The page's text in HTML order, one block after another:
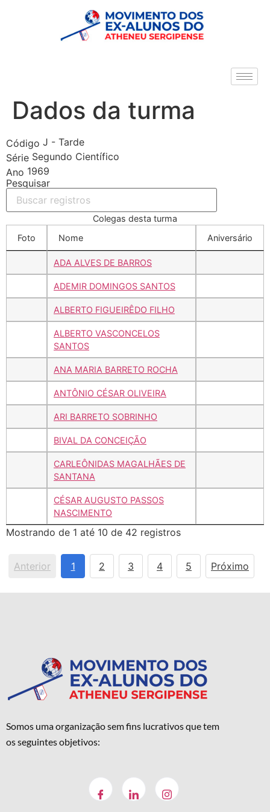
Dados da turma
Código J - Tarde
Série Segundo Científico
Ano 1969
Pesquisar
Colegas desta turma
Foto
Nome Aniversário
ADA ALVES DE BARROS
ADEMIR DOMINGOS SANTOS
ALBERTO FIGUEIRÊDO FILHO
ALBERTO VASCONCELOS
SANTOS
ANA MARIA BARRETO ROCHA
ANTÔNIO CÉSAR OLIVEIRA
ARI BARRETO SOBRINHO
BIVAL DA CONCEIÇÃO
CARLEÔNIDAS MAGALHÃES DE
SANTANA
CÉSAR AUGUSTO PASSOS
NASCIMENTO
Mostrando de 1 até 10 de 42 registros
Anterior 1 2 3 4 5 Próximo
Somos uma organização sem fins lucrativos que tem
os seguintes objetivos: